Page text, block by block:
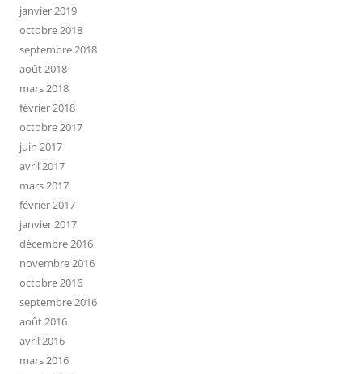
janvier 2019
octobre 2018
septembre 2018
août 2018
mars 2018
février 2018
octobre 2017
juin 2017
avril 2017
mars 2017
février 2017
janvier 2017
décembre 2016
novembre 2016
octobre 2016
septembre 2016
août 2016
avril 2016
mars 2016